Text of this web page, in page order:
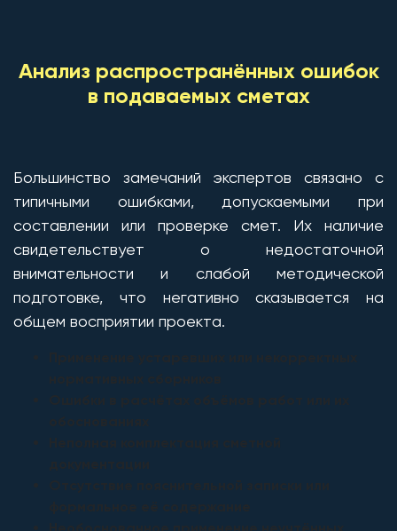
Анализ распространённых ошибок
в подаваемых сметах
Большинство замечаний экспертов связано с
типичными ошибками, допускаемыми при
составлении или проверке смет. Их наличие
свидетельствует о недостаточной
внимательности и слабой методической
подготовке, что негативно сказывается на
общем восприятии проекта.